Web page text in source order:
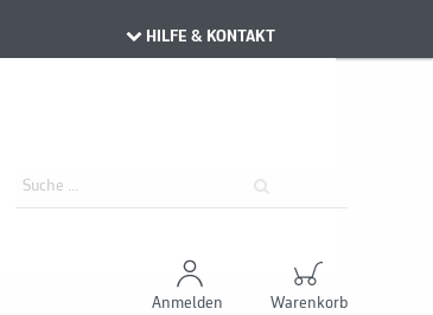
HILFE & KONTAKT
Anmelden Warenkorb